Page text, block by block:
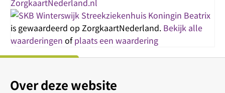
Streekziekenhuis Koningin Beatrix
is gewaardeerd op ZorgkaartNederland. Bekijk alle
waarderingen ofplaats een waardering
Over deze website